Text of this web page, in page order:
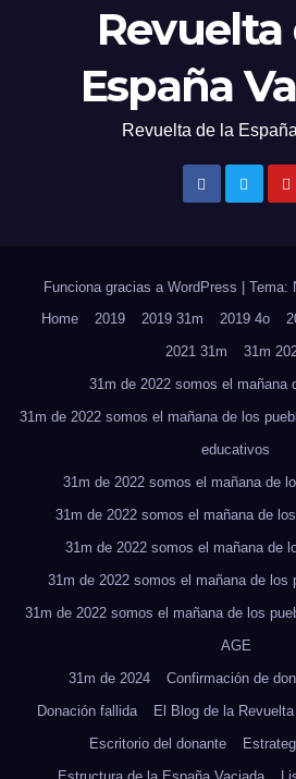
Revuelta
España
Revuelta de la
Funciona gracias a WordPress | Tema:
Home
2019 2019 31m 2019 4o
2021 31m
31m
31m de 2022 somos el mañana
31m de 2022 somos el mañana de los
educativos
31m de 2022 somos el mañana de
31m de 2022 somos el mañana de
31m de 2022 somos el mañana de
31m de 2022 somos el mañana de los
31m de 2022 somos el mañana de los
AGE
31m de 2024
Confirmación de
Donación fallida
El Blog de la
Escritorio del donante